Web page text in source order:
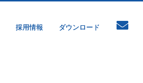
採用情報 ダウンロード